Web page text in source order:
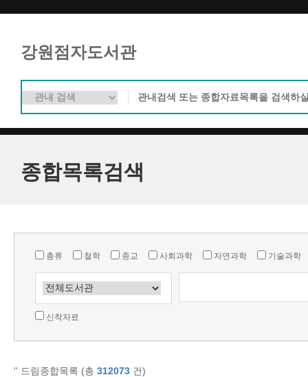
강원점자도서관
종합목록검색
총류 철학 종교 사회과학 자연과학 기술과학
신착자료
'' 드림종합목록 (총 312073 건)